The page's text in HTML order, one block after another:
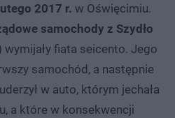
2017 r. w Oświęcimiu.
samochody z Szydło
fiata seicento. Jego
samochód, a następnie
w auto, którym jechała
a które w konsekwencji